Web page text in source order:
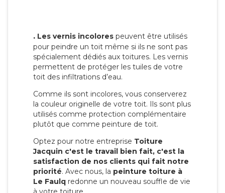
. Les vernis incolores peuvent être utilisés
pour peindre un toit même si ils ne sont pas
spécialement dédiés aux toitures. Les vernis
permettent de protéger les tuiles de votre
toit des infiltrations d’eau.
Comme ils sont incolores, vous conserverez
la couleur originelle de votre toit. Ils sont plus
utilisés comme protection complémentaire
plutôt que comme peinture de toit.
Optez pour notre entreprise Toiture
Jacquin c'est le travail bien fait, c'est la
satisfaction de nos clients qui fait notre
priorité. Avec nous, la peinture toiture à
Le Faulq redonne un nouveau souffle de vie